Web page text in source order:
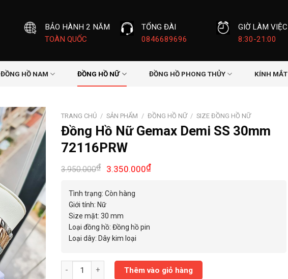
BẢO HÀNH 2 NĂM
TOÀN QUỐC
TỔNG ĐÀI
0846689696
GIỜ LÀM VIỆC
8:30-21:00
ĐỒNG HỒ NAM ĐỒNG HỒ NỮ ĐỒNG HỒ PHONG THỦY KÍNH MẮT
TRANG CHỦ / SẢN PHẨM / ĐỒNG HỒ NỮ / SIZE ĐỒNG HỒ NỮ
Đồng Hồ Nữ Gemax Demi SS 30mm
72116PRW
3.950.000₫
Giá
là:
3.950.000₫.
3.350.000₫Giá
Tình trạng: Còn hàng
Giới tính: Nữ
Size mặt: 30 mm
Loại đồng hồ: Đồng hồ pin
Loại dây: Dây kim loại
Đồng Hồ Nữ Gemax Demi SS 30mm 72116PRW số lượng
Thêm vào giỏ hàng